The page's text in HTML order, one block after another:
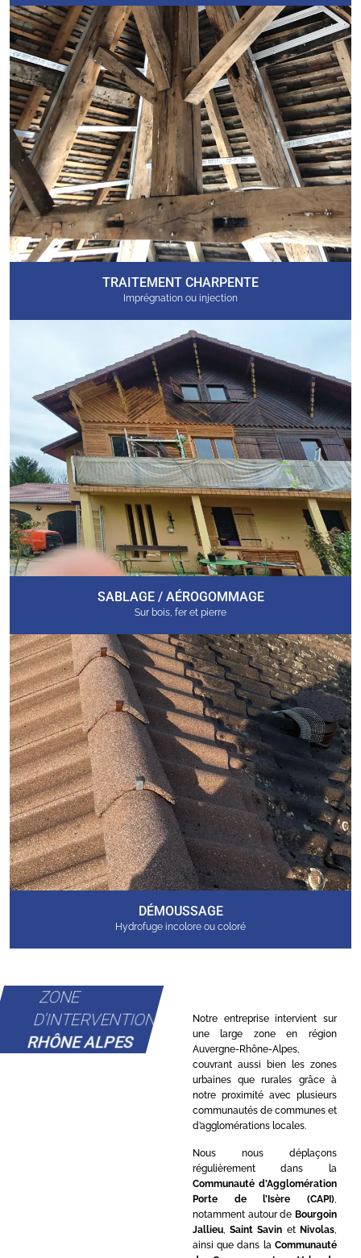
TRAITEMENT CHARPENTE
Imprégnation ou injection
SABLAGE / AÉROGOMMAGE
Sur bois, fer et pierre
DÉMOUSSAGE
Hydrofuge incolore ou coloré
ZONE
D'INTERVENTION
RHÔNE ALPES
Notre entreprise intervient sur
une large zone en région
Auvergne-Rhône-Alpes,
couvrant aussi bien les zones
urbaines que rurales grâce à
notre proximité avec plusieurs
communautés de communes et
d’agglomérations locales.
Nous nous déplaçons
régulièrement dans la
Communauté d’Agglomération
Porte de l’Isère (CAPI)
notamment autour de Bourgoin
Jallieu,Saint Savin et Nivolas
ainsi que dans la Communauté